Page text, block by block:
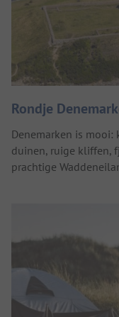
Rondje
Denemarken is
duinen, ruige kliffen,
prachtige